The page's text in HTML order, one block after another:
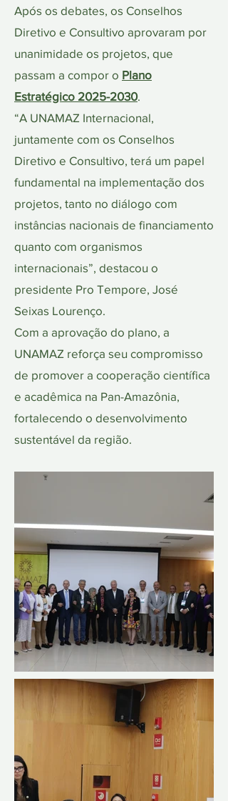
Após os debates, os Conselhos
Diretivo e Consultivo aprovaram por
unanimidade os projetos, que
passam a compor o Plano
Estratégico 2025-2030.
“A UNAMAZ Internacional,
juntamente com os Conselhos
Diretivo e Consultivo, terá um papel
fundamental na implementação dos
projetos, tanto no diálogo com
instâncias nacionais de financiamento
quanto com organismos
internacionais”, destacou o
presidente Pro Tempore, José
Seixas Lourenço.
Com a aprovação do plano, a
UNAMAZ reforça seu compromisso
de promover a cooperação científica
e acadêmica na Pan-Amazônia,
fortalecendo o desenvolvimento
sustentável da região.